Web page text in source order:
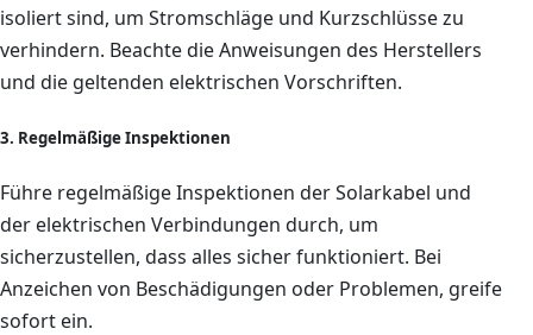
isoliert sind, um Stromschläge und Kurzschlüsse zu
verhindern. Beachte die Anweisungen des Herstellers
und die geltenden elektrischen Vorschriften.
3. Regelmäßige Inspektionen
Führe regelmäßige Inspektionen der Solarkabel und
der elektrischen Verbindungen durch, um
sicherzustellen, dass alles sicher funktioniert. Bei
Anzeichen von Beschädigungen oder Problemen, greife
sofort ein.